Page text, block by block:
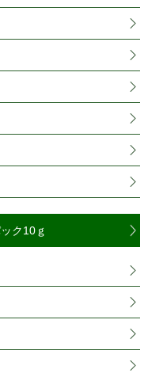
10ｇ